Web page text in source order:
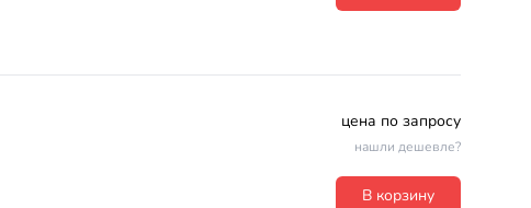
цена по запросу
нашли дешевле?
В корзину